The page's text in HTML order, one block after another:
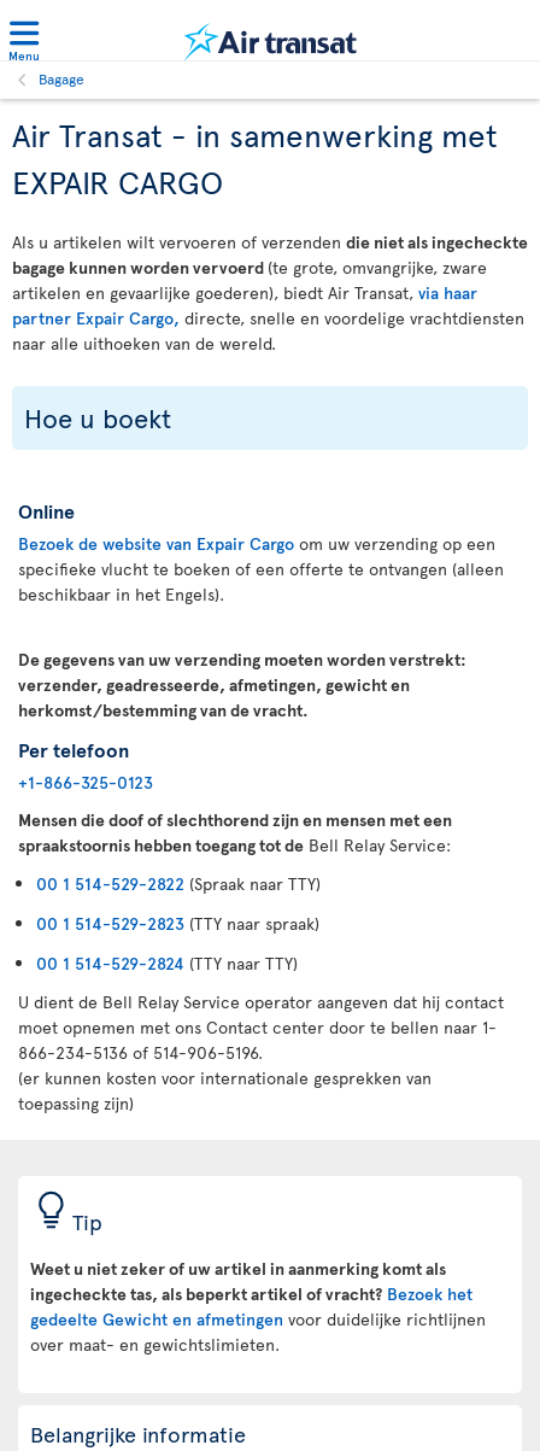
Menu
Bagage
Air Transat - in samenwerking met
EXPAIR CARGO
Als u artikelen wilt vervoeren of verzenden die niet als ingecheckte
bagage kunnen worden vervoerd (te grote, omvangrijke, zware
artikelen en gevaarlijke goederen), biedt Air Transat, via haar
partner Expair Cargo, directe, snelle en voordelige vrachtdiensten
naar alle uithoeken van de wereld.
Hoe u boekt
Online
Bezoek de website van Expair Cargo om uw verzending op een
specifieke vlucht te boeken of een offerte te ontvangen (alleen
beschikbaar in het Engels).
De gegevens van uw verzending moeten worden verstrekt:
verzender, geadresseerde, afmetingen, gewicht en
herkomst/bestemming van de vracht.
Per telefoon
+1-866-325-0123
Mensen die doof of slechthorend zijn en mensen met een
spraakstoornis hebben toegang tot de Bell Relay Service:
00 1 514-529-2822 (Spraak naar TTY)
00 1 514-529-2823 (TTY naar spraak)
00 1 514-529-2824 (TTY naar TTY)
U dient de Bell Relay Service operator aangeven dat hij contact
moet opnemen met ons Contact center door te bellen naar 1-
866-234-5136 of 514-906-5196.
(er kunnen kosten voor internationale gesprekken van
toepassing zijn)
Tip
Weet u niet zeker of uw artikel in aanmerking komt als
ingecheckte tas, als beperkt artikel of vracht? Bezoek het
gedeelte Gewicht en afmetingen voor duidelijke richtlijnen
over maat- en gewichtslimieten.
Belangrijke informatie